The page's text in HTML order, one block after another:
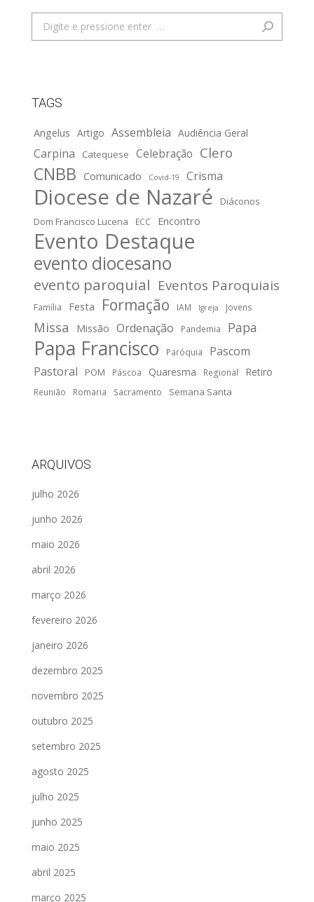
Search:
TAGS
Angelus Artigo Assembleia Audiência Geral
Carpina Catequese Celebração Clero
CNBB Comunicado Covid-19 Crisma
Diocese de Nazaré
Diáconos
Dom Francisco Lucena
ECC Encontro
Evento Destaque
evento diocesano
evento paroquial Eventos Paroquiais
Família Festa Formação IAM Igreja Jovens
Missa Missão Ordenação Pandemia Papa
Papa Francisco Paróquia
Pascom
Pastoral
POM Páscoa Quaresma Regional Retiro
Reunião Romaria Sacramento Semana Santa
ARQUIVOS
julho 2026
junho 2026
maio 2026
abril 2026
março 2026
fevereiro 2026
janeiro 2026
dezembro 2025
novembro 2025
outubro 2025
setembro 2025
agosto 2025
julho 2025
junho 2025
maio 2025
abril 2025
março 2025